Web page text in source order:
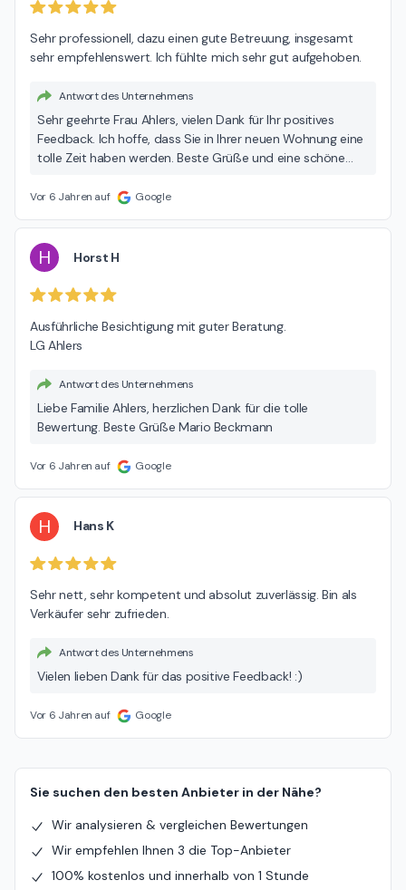
Sehr professionell, dazu einen gute Betreuung, insgesamt
sehr empfehlenswert. Ich fühlte mich sehr gut aufgehoben.
Antwort des Unternehmens
Sehr geehrte Frau Ahlers, vielen Dank für Ihr positives
Feedback. Ich hoffe, dass Sie in Ihrer neuen Wohnung eine
tolle Zeit haben werden. Beste Grüße und eine schöne
Vor 6 Jahren auf Google
H Horst H
Ausführliche Besichtigung mit guter Beratung.
LG Ahlers
Antwort des Unternehmens
Liebe Familie Ahlers, herzlichen Dank für die tolle
Bewertung. Beste Grüße Mario Beckmann
Vor 6 Jahren auf Google
H Hans K
Sehr nett, sehr kompetent und absolut zuverlässig. Bin als
Verkäufer sehr zufrieden.
Antwort des Unternehmens
Vielen lieben Dank für das positive Feedback! :)
Vor 6 Jahren auf Google
Sie suchen den besten Anbieter in der Nähe?
Wir analysieren & vergleichen Bewertungen
Wir empfehlen Ihnen 3 die Top-Anbieter
100% kostenlos und innerhalb von 1 Stunde